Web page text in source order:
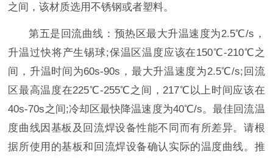
之间，该材质选用不锈钢或者塑料。
第五是回流曲线：预热区最大升温速度为2.5℃/s，
升温过快将产生锡球;保温区温度应该在150℃-210℃之
间，升温时间为60s-90s，最大升温速度为2.5℃/s;回流
区最高温度在225℃-255℃之间，217℃以上时间应该在
40s-70s之间;冷却区最快降温速度为40℃/s。最佳回流温
度曲线因基板及回流焊设备性能不同而有所差异。请根
据所使用的基板和回流焊设备确认实际的温度曲线。推